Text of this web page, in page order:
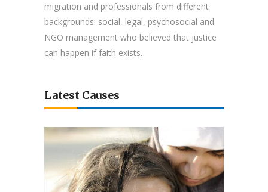
migration and professionals from different
backgrounds: social, legal, psychosocial and
NGO management who believed that justice
can happen if faith exists.
Latest Causes